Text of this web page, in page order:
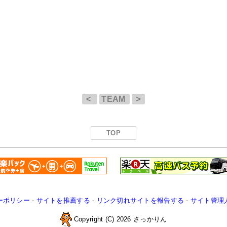
< TEAM >
TOP
ポリシー - サイトを推薦する - リンク切れサイトを報告する - サイト管理
Copyright (C) 2026 さっかりん